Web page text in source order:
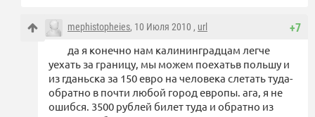
+7
mephistopheies, 10 Июля 2010 , url
да я конечно нам калининградцам легче
уехать за границу, мы можем поехатьв польшу и
из гданьска за 150 евро на человека слетать туда-
обратно в почти любой город европы. ага, я не
ошибся. 3500 рублей билет туда и обратно из